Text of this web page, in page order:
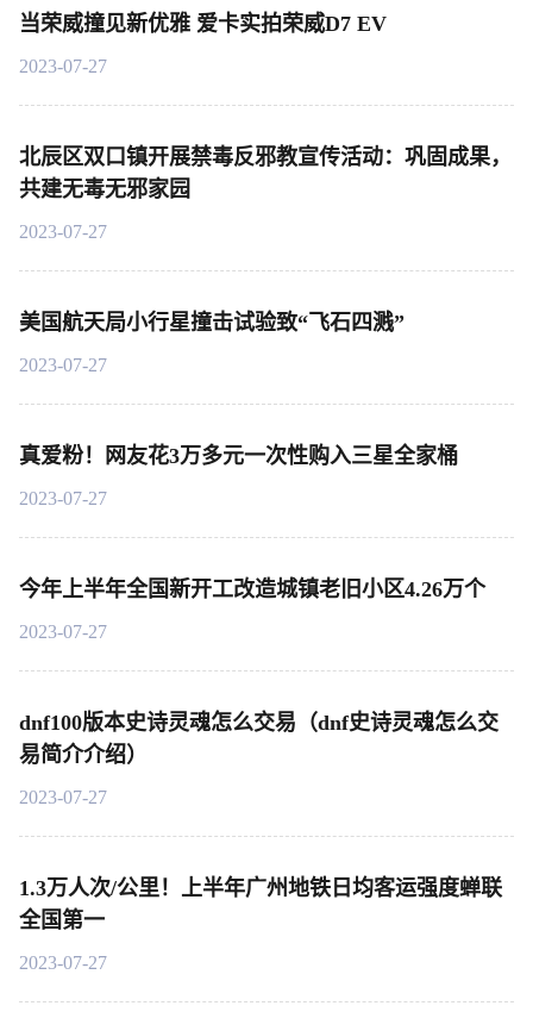
当荣威撞见新优雅 爱卡实拍荣威D7 EV
2023-07-27
北辰区双口镇开展禁毒反邪教宣传活动：巩固成果，
共建无毒无邪家园
2023-07-27
美国航天局小行星撞击试验致“飞石四溅”
2023-07-27
真爱粉！网友花3万多元一次性购入三星全家桶
2023-07-27
今年上半年全国新开工改造城镇老旧小区4.26万个
2023-07-27
dnf100版本史诗灵魂怎么交易（dnf史诗灵魂怎么交
易简介介绍）
2023-07-27
1.3万人次/公里！上半年广州地铁日均客运强度蝉联
全国第一
2023-07-27